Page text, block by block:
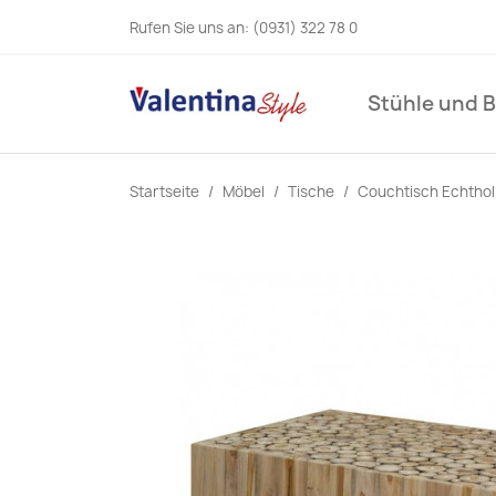
Rufen Sie uns an: (0931) 322 78 0
Stühle und
Startseite Möbel Tische Couchtisch